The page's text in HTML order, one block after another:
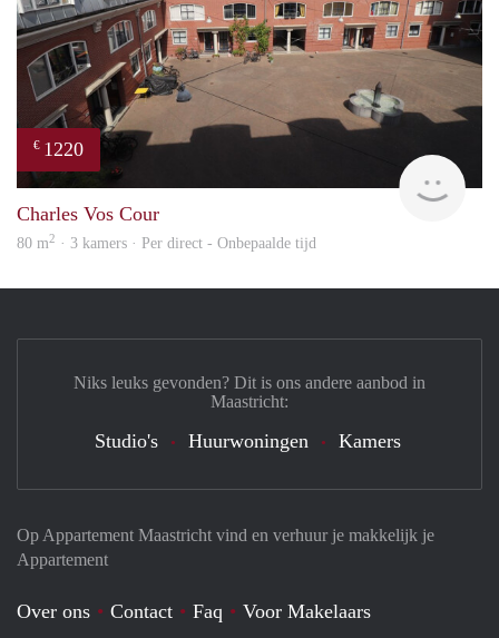
€ 1220
Charles Vos Cour
80 m2 · 3 kamers · Per direct - Onbepaalde tijd
Op Appartement Maastricht vind en verhuur je makkelijk je
Appartement
Over ons Contact Faq Voor Makelaars
Niks leuks gevonden? Dit is ons andere aanbod in
Maastricht:
Studio's Huurwoningen Kamers